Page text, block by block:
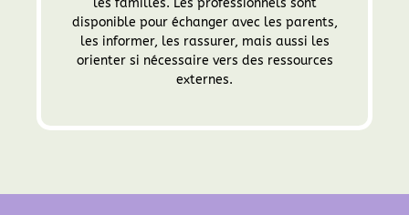
les familles. Les professionnels sont
disponible pour échanger avec les parents,
les informer, les rassurer, mais aussi les
orienter si nécessaire vers des ressources
externes.